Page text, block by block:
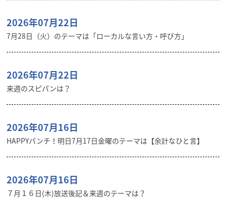
2026年07月22日
7月28日（火）のテーマは「ローカルな言い方・呼び方」
2026年07月22日
来週のスピパンは？
2026年07月16日
HAPPYパンチ！明日7月17日金曜のテーマは【余計なひと言】
2026年07月16日
７月１６日(木)放送後記＆来週のテーマは？